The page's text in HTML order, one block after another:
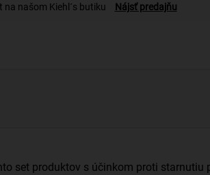
našom Kiehl´s butiku Nájsť predajňu
set produktov s účinkom proti starnutiu